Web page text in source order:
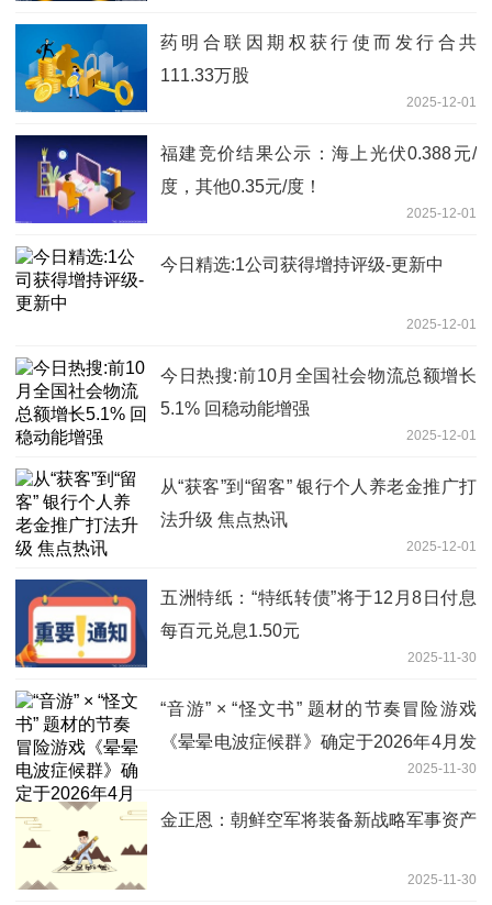
药明合联因期权获行使而发行合共
111.33万股
2025-12-01
福建竞价结果公示：海上光伏0.388元/
度，其他0.35元/度！
2025-12-01
今日精选:1公司获得增持评级-更新中
2025-12-01
今日热搜:前10月全国社会物流总额增长
5.1% 回稳动能增强
2025-12-01
从“获客”到“留客” 银行个人养老金推广打
法升级 焦点热讯
2025-12-01
五洲特纸：“特纸转债”将于12月8日付息
每百元兑息1.50元
2025-11-30
“音游” × “怪文书” 题材的节奏冒险游戏
《晕晕电波症候群》确定于2026年4月发
2025-11-30
金正恩：朝鲜空军将装备新战略军事资产
2025-11-30